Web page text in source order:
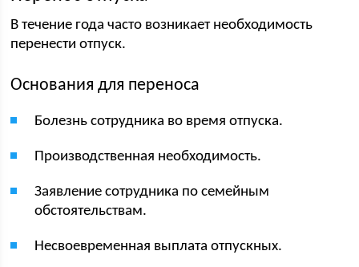
В течение года часто возникает необходимость
перенести отпуск.
Основания для переноса
Болезнь сотрудника во время отпуска.
Производственная необходимость.
Заявление сотрудника по семейным
обстоятельствам.
Несвоевременная выплата отпускных.